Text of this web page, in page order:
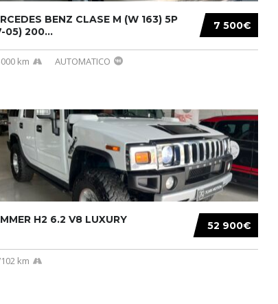
7 500€
BENZ CLASE M (W 163) 5P
05) 200...
km AUTOMATICO
52 900€
H2 6.2 V8 LUXURY
km